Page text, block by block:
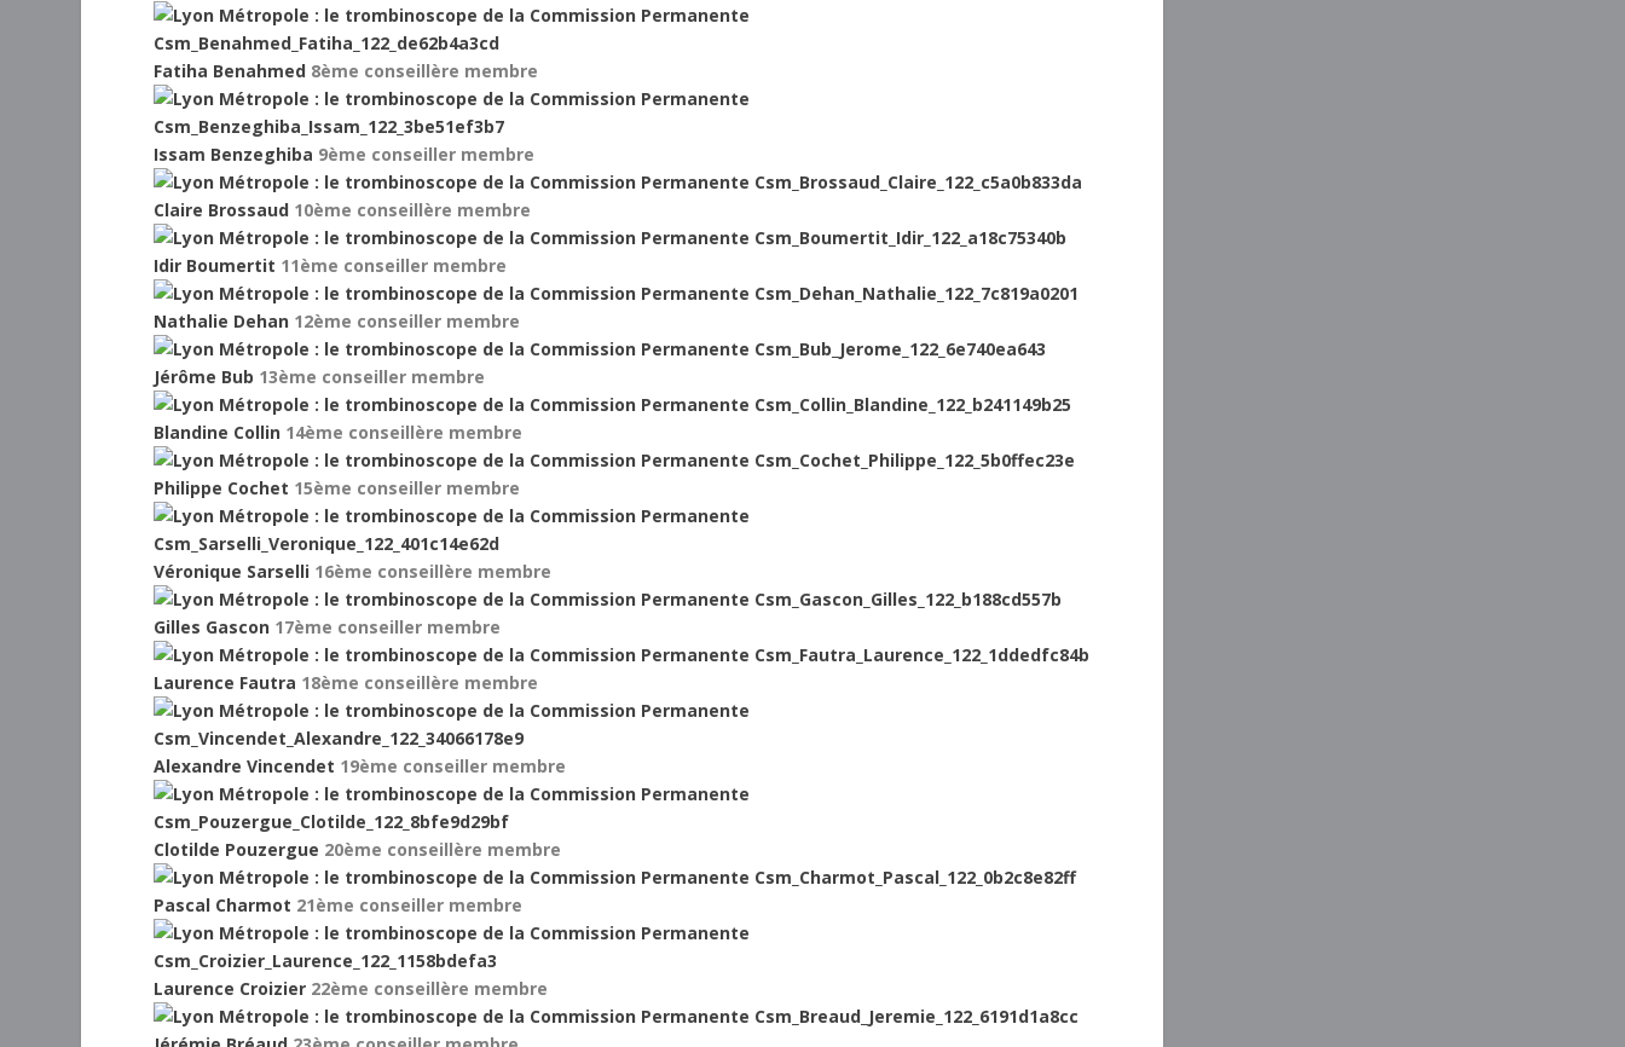
Fatiha Benahmed 8ème conseillère membre
Issam Benzeghiba 9ème conseiller membre
Claire Brossaud 10ème conseillère membre
Idir Boumertit 11ème conseiller membre
Nathalie Dehan 12ème conseiller membre
Jérôme Bub 13ème conseiller membre
Blandine Collin 14ème conseillère membre
Philippe Cochet 15ème conseiller membre
Véronique Sarselli 16ème conseillère membre
Gilles Gascon 17ème conseiller membre
Laurence Fautra 18ème conseillère membre
Alexandre Vincendet 19ème conseiller membre
Clotilde Pouzergue 20ème conseillère membre
Pascal Charmot 21ème conseiller membre
Laurence Croizier 22ème conseillère membre